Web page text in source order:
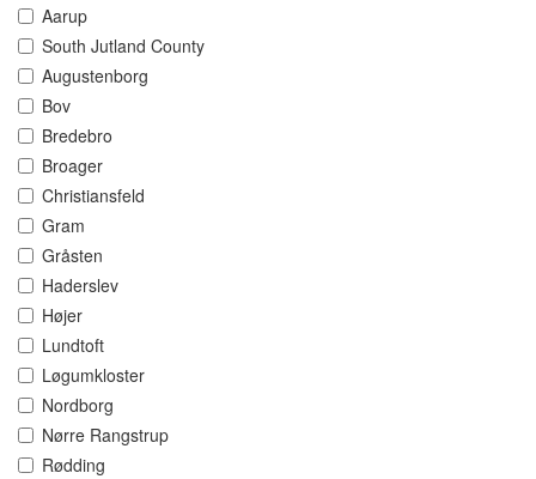
Aarup
South Jutland County
Augustenborg
Bov
Bredebro
Broager
Christiansfeld
Gram
Gråsten
Haderslev
Højer
Lundtoft
Løgumkloster
Nordborg
Nørre Rangstrup
Rødding